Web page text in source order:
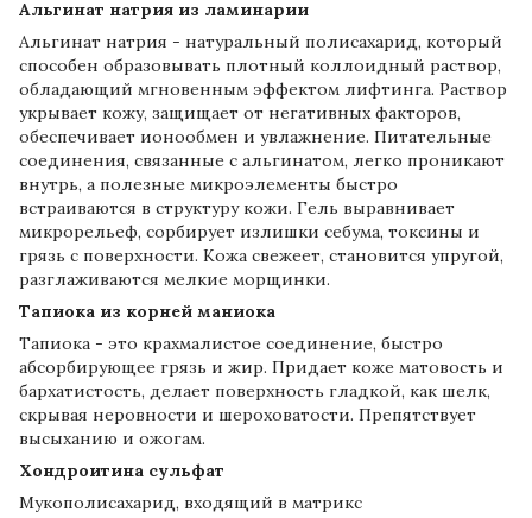
Альгинат натрия из ламинарии
Альгинат натрия - натуральный полисахарид, который
способен образовывать плотный коллоидный раствор,
обладающий мгновенным эффектом лифтинга. Раствор
укрывает кожу, защищает от негативных факторов,
обеспечивает ионообмен и увлажнение. Питательные
соединения, связанные с альгинатом, легко проникают
внутрь, а полезные микроэлементы быстро
встраиваются в структуру кожи. Гель выравнивает
микрорельеф, сорбирует излишки себума, токсины и
грязь с поверхности. Кожа свежеет, становится упругой,
разглаживаются мелкие морщинки.
Тапиока из корней маниока
Тапиока - это крахмалистое соединение, быстро
абсорбирующее грязь и жир. Придает коже матовость и
бархатистость, делает поверхность гладкой, как шелк,
скрывая неровности и шероховатости. Препятствует
высыханию и ожогам.
Хондроитина сульфат
Мукополисахарид, входящий в матрикс